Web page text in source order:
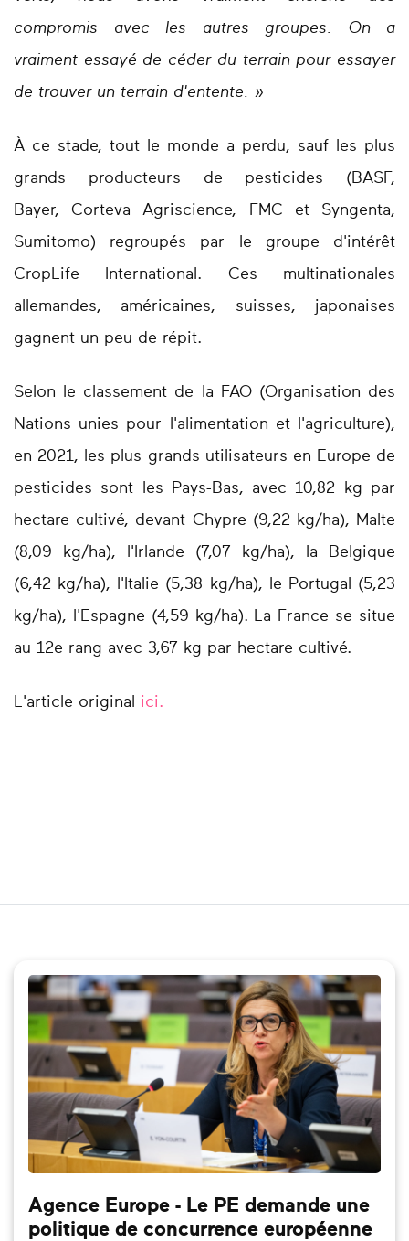
compromis avec les autres groupes. On a
vraiment essayé de céder du terrain pour essayer
de trouver un terrain d'entente. »
À ce stade, tout le monde a perdu, sauf les plus
grands producteurs de pesticides (BASF,
Bayer, Corteva Agriscience, FMC et Syngenta,
Sumitomo) regroupés par le groupe d'intérêt
CropLife International. Ces multinationales
allemandes, américaines, suisses, japonaises
gagnent un peu de répit.
Selon le classement de la FAO (Organisation des
Nations unies pour l'alimentation et l'agriculture),
en 2021, les plus grands utilisateurs en Europe de
pesticides sont les Pays-Bas, avec 10,82 kg par
hectare cultivé, devant Chypre (9,22 kg/ha), Malte
(8,09 kg/ha), l'Irlande (7,07 kg/ha), la Belgique
(6,42 kg/ha), l'Italie (5,38 kg/ha), le Portugal (5,23
kg/ha), l'Espagne (4,59 kg/ha). La France se situe
au 12e rang avec 3,67 kg par hectare cultivé.
L'article original ici.
Agence Europe - Le PE demande une
politique de concurrence européenne